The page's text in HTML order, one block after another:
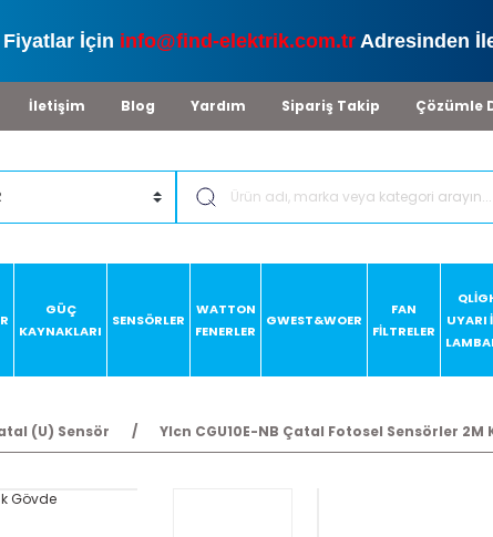
Fiyatlar İçin info@find-elektrik.com.trAdresinden
İletişim Blog Yardım Sipariş Takip Çözümle
GÜÇ
KAYNAKLARI
SENSÖRLER
WATTON
FENERLER
GWEST&WOER
FAN
FİLTRELER
UYARI
(U) Sensör Ylcn CGU10E-NB Çatal Fotosel Sensörler